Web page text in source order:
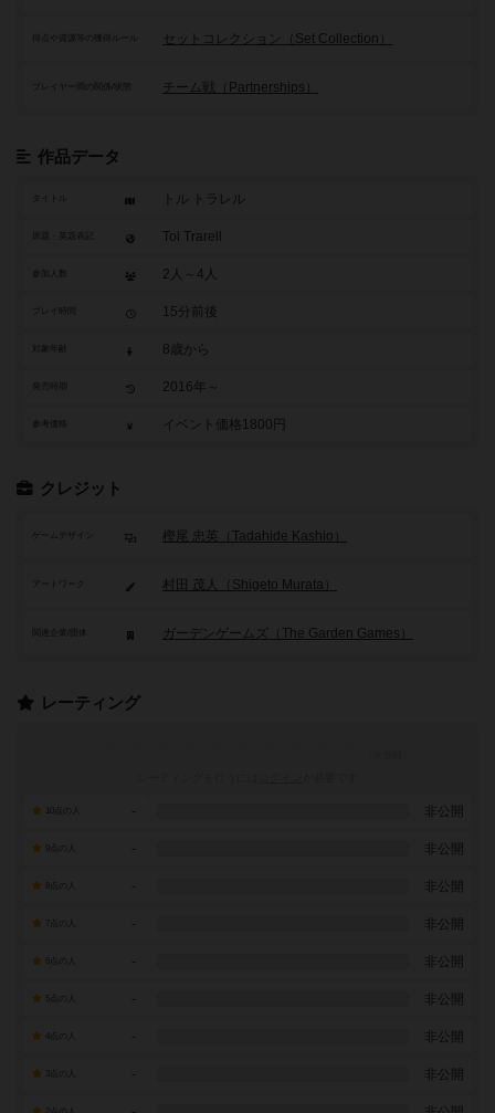
セットコレクション（Set Collection）
プレイヤー間の関係/状態 チーム戦（Partnerships）
作品データ
タイトル トル トラレル
Tol Trarell
参加人数 2人～4人
15分前後
8歳から
2016年～
参考価格 イベント価格1800円
クレジット
ゲームデザイン 樫尾 忠英（Tadahide Kashio）
アートワーク 村田 茂人（Shigeto Murata）
ガーデンゲームズ（The Garden Games）
レーティング
- 非公開
- 非公開
- 非公開
7点の人 - 非公開
- 非公開
- 非公開
- 非公開
- 非公開